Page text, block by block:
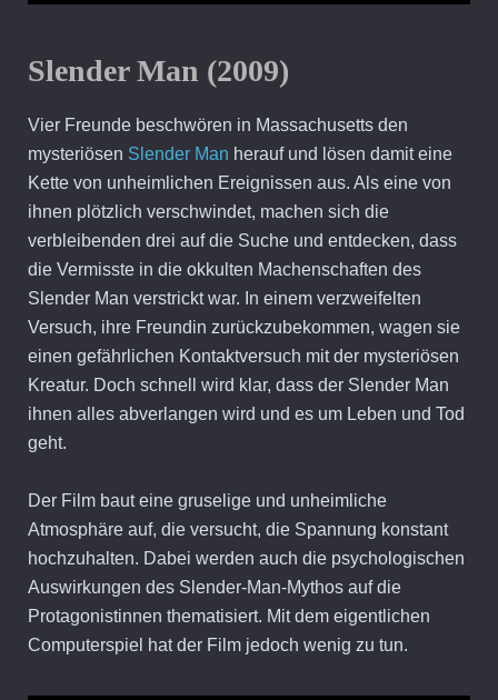
Slender Man (2009)
Vier Freunde beschwören in Massachusetts den
mysteriösen Slender Man herauf und lösen damit eine
Kette von unheimlichen Ereignissen aus. Als eine von
ihnen plötzlich verschwindet, machen sich die
verbleibenden drei auf die Suche und entdecken, dass
die Vermisste in die okkulten Machenschaften des
Slender Man verstrickt war. In einem verzweifelten
Versuch, ihre Freundin zurückzubekommen, wagen sie
einen gefährlichen Kontaktversuch mit der mysteriösen
Kreatur. Doch schnell wird klar, dass der Slender Man
ihnen alles abverlangen wird und es um Leben und Tod
geht.
Der Film baut eine gruselige und unheimliche
Atmosphäre auf, die versucht, die Spannung konstant
hochzuhalten. Dabei werden auch die psychologischen
Auswirkungen des Slender-Man-Mythos auf die
Protagonistinnen thematisiert. Mit dem eigentlichen
Computerspiel hat der Film jedoch wenig zu tun.